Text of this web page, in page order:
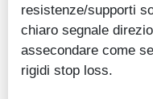
resistenze/supporti
chiaro segnale
assecondare come
rigidi stop loss.